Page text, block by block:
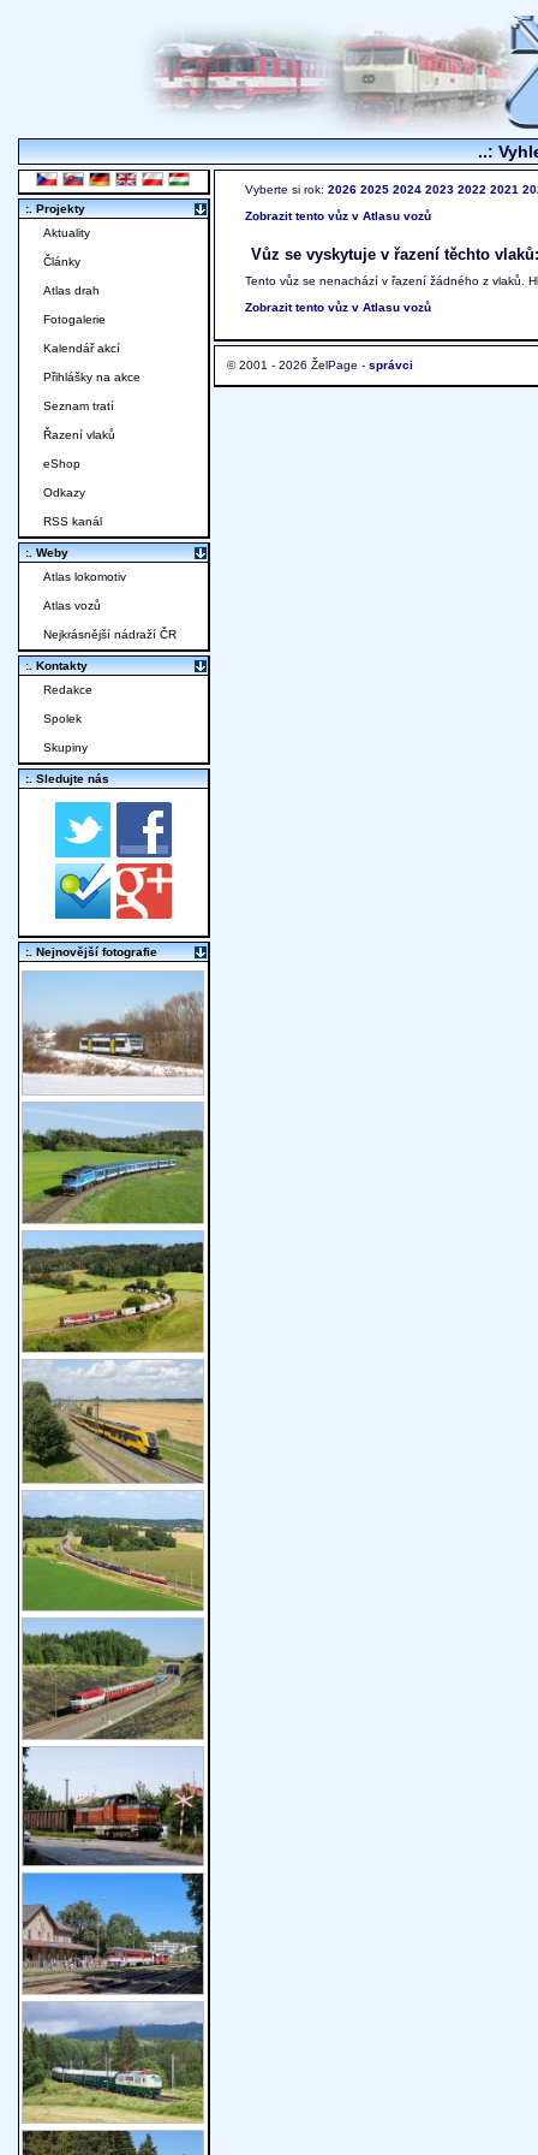
..:
Vyberte si rok: 2026 2025 2024 2023 2022 2021
Zobrazit tento vůz v Atlasu vozů
Vůz se vyskytuje v řazení těchto vlaků:
Tento vůz se nenachází v řazení žádného z vlaků.
Zobrazit tento vůz v Atlasu vozů
© 2001 - 2026 ŽelPage - správci
:. Projekty
Aktuality
Články
Atlas drah
Fotogalerie
Kalendář akcí
Přihlášky na akce
Seznam tratí
Řazení vlaků
eShop
Odkazy
RSS kanál
:. Weby
Atlas lokomotiv
Atlas vozů
Nejkrásnější nádraží ČR
:. Kontakty
Redakce
Spolek
Skupiny
:. Sledujte nás
:. Nejnovější fotografie